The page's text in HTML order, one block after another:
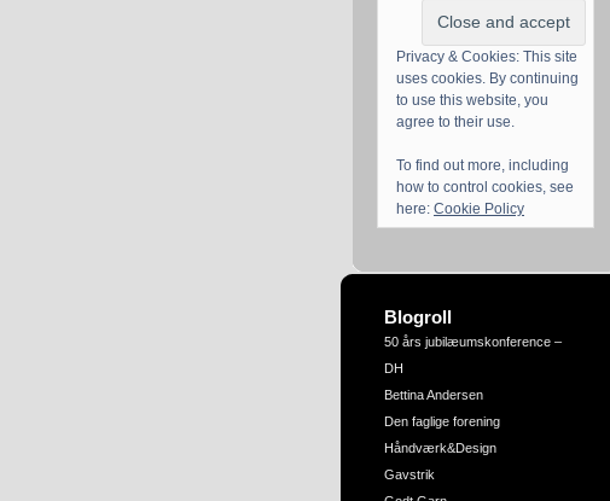
Privacy & Cookies: This site
uses cookies. By continuing
to use this website, you
agree to their use.
To find out more, including
how to control cookies, see
here: Cookie Policy
Blogroll
50 års jubilæumskonference –
DH
Bettina Andersen
Den faglige forening
Håndværk&Design
Gavstrik